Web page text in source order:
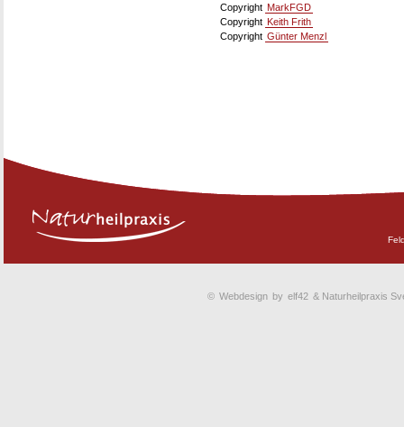
Copyright MarkFGD
Copyright Keith Frith
Copyright Günter Menzl
© Webdesign by elf42 & Naturheilpraxis